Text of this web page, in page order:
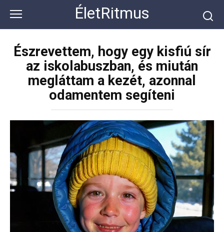
контенту
ÉletRitmus
Észrevettem, hogy egy kisfiú sír
az iskolabuszban, és miután
megláttam a kezét, azonnal
odamentem segíteni